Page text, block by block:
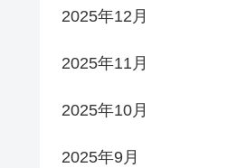
2025年12月
2025年11月
2025年10月
2025年9月